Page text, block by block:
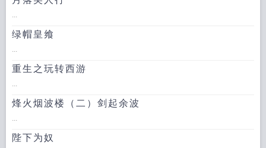
...
绿帽皇飨
...
重生之玩转西游
...
烽火烟波楼（二）剑起余波
...
陛下为奴